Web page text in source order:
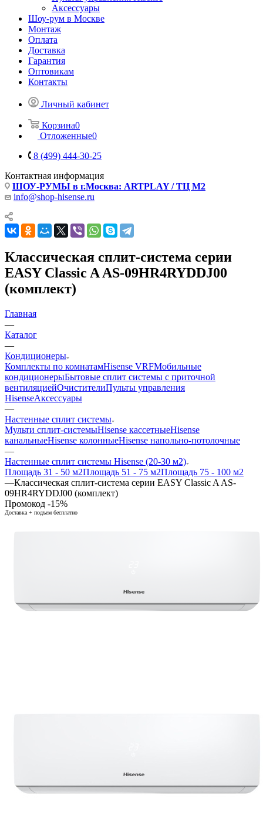
Аксессуары
Шоу-рум в Москве
Монтаж
Оплата
Доставка
Гарантия
Оптовикам
Контакты
Личный кабинет
Корзина0
Отложенные0
8 (499) 444-30-25
Контактная информация
ШОУ-РУМЫ в г.Москва: ARTPLAY / ТЦ М2
info@shop-hisense.ru
Классическая сплит-система серии
EASY Classic A AS-09HR4RYDDJ00
(комплект)
Главная
—
Каталог
—
Кондиционеры
Комплекты по комнатамHisense VRFМобильные
кондиционерыБытовые сплит системы с приточной
вентиляциейОчистителиПульты управления
HisenseАксессуары
—
Настенные сплит системы
Мульти сплит-системыHisense кассетныеHisense
канальныеHisense колонныеHisense напольно-потолочные
—
Настенные сплит системы Hisense (20-30 м2)
Площадь 31 - 50 м2Площадь 51 - 75 м2Площадь 75 - 100 м2
—Классическая сплит-система серии EASY Classic A AS-
09HR4RYDDJ00 (комплект)
Промокод -15%
Доставка + подъем бесплатно